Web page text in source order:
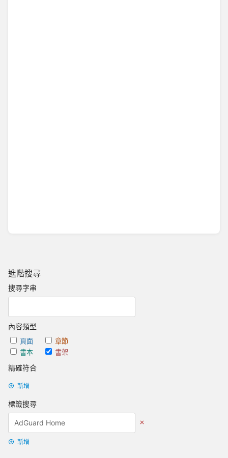
進階搜尋
搜尋字串
內容類型
頁面
章節
書本
書架
精確符合
新增
標籤搜尋
新增